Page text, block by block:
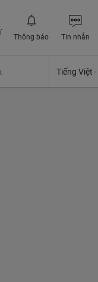
Thông báo Tin nhắn
quyền lợi bảo hiểmTiếng Việt -